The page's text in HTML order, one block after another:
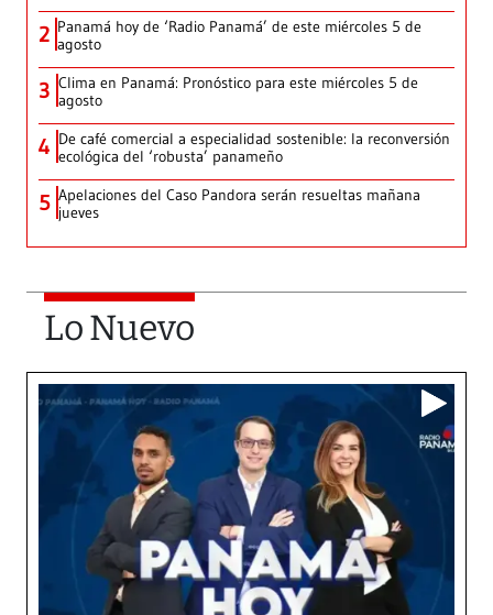
2 Panamá hoy de ‘Radio Panamá’ de este miércoles 5 de
agosto
3 Clima en Panamá: Pronóstico para este miércoles 5 de
agosto
4 De café comercial a especialidad sostenible: la reconversión
ecológica del ‘robusta’ panameño
5 Apelaciones del Caso Pandora serán resueltas mañana
jueves
Lo Nuevo